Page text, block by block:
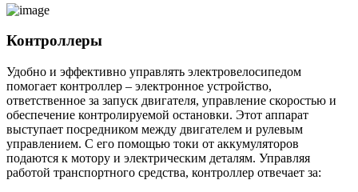
Контроллеры
Удобно и эффективно управлять электровелосипедом
помогает контроллер – электронное устройство,
ответственное за запуск двигателя, управление скоростью и
обеспечение контролируемой остановки. Этот аппарат
выступает посредником между двигателем и рулевым
управлением. С его помощью токи от аккумуляторов
подаются к мотору и электрическим деталям. Управляя
работой транспортного средства, контроллер отвечает за: